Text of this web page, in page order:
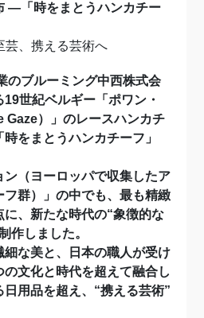
―「時をまとうハンカチー
芸、携える芸術へ
のブルーミング中西株式会
19世紀ベルギー「ポワン・
）
」のレースハンカチ
をまとうハンカチーフ」
ン（ヨーロッパで収集したア
フ群）」の中でも、最も精緻
、新たな時代の“象徴的な
作しました。
な美と、日本の職人が受け
文化と時代を超えて融合し
用品を超え、“携える芸術”